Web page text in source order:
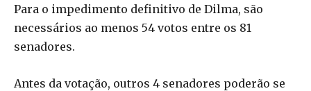
Para o impedimento definitivo de Dilma, são
necessários ao menos 54 votos entre os 81
senadores.
Antes da votação, outros 4 senadores poderão se